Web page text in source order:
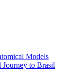
Models
Journey to Brasil